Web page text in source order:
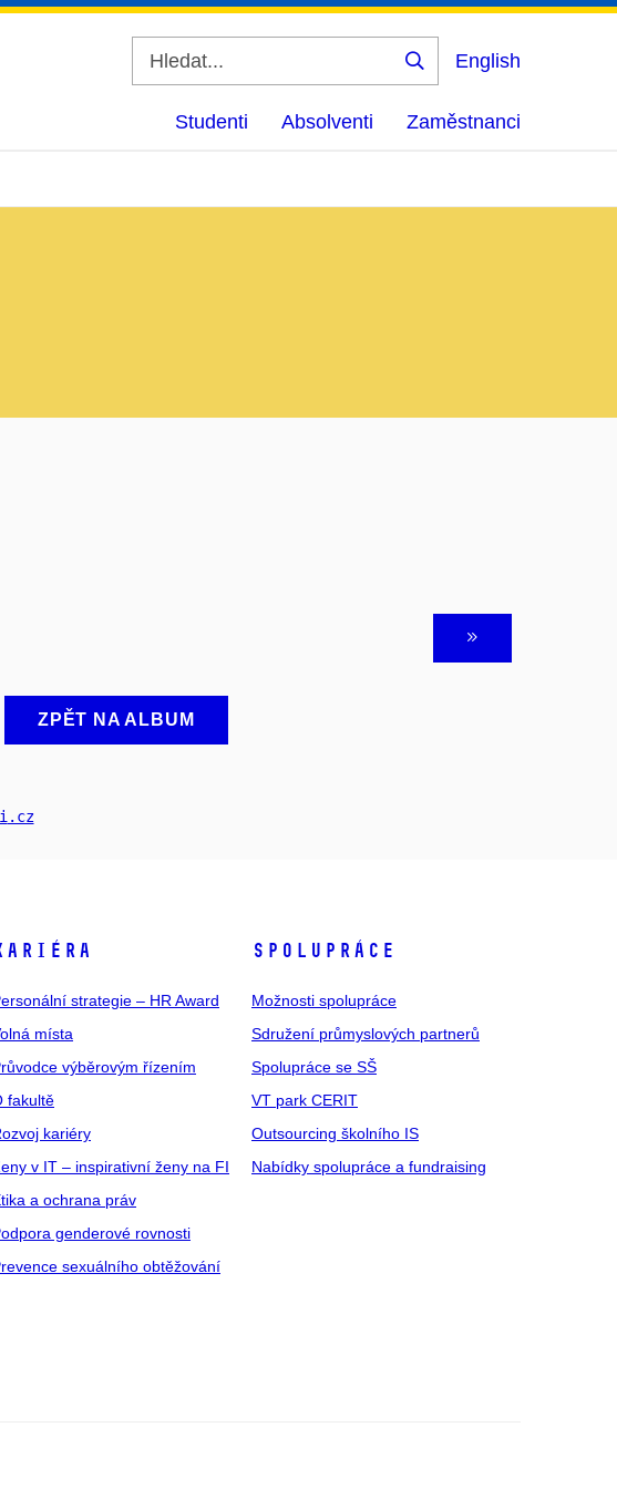
Vyhledat
English
Studenti Absolventi Zaměstnanci
ZPĚT NA ALBUM
.cz
strategie – HR Award
místa
výběrovým řízením
fakultě
kariéry
v IT – inspirativní ženy na FI
a ochrana práv
genderové rovnosti
sexuálního obtěžování
SPOLUPRÁCE
Možnosti spolupráce
Sdružení průmyslových partnerů
Spolupráce se SŠ
VT park CERIT
Outsourcing školního IS
Nabídky spolupráce a fundraising